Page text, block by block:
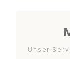
Unser